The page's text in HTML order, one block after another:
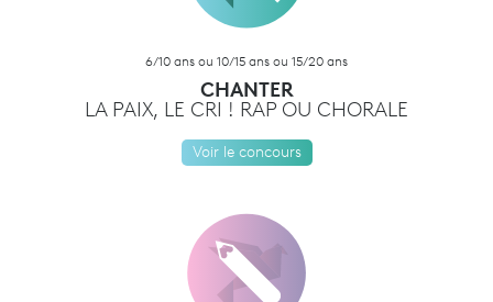
6/10 ans ou 10/15 ans ou 15/20 ans
CHANTER
LA PAIX, LE CRI ! RAP OU CHORALE
Voir le concours